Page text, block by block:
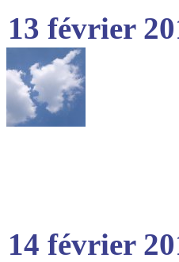
13 février
14 février